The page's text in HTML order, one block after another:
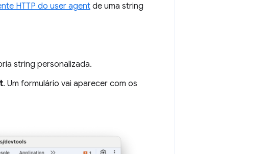
HTTP do user agent de uma string
string personalizada.
. Um formulário vai aparecer com os